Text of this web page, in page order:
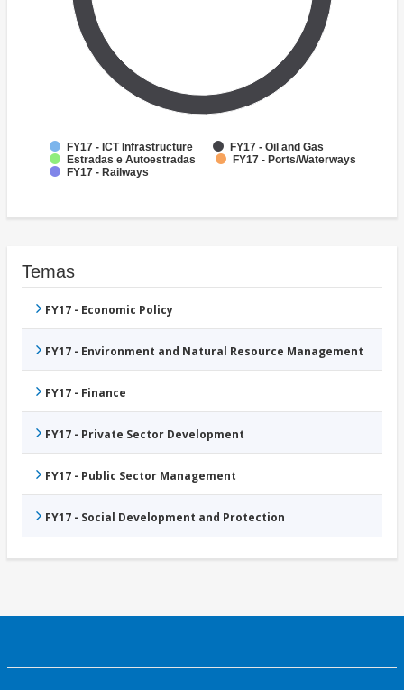
FY17 - ICT Infrastructure
FY17 - Oil and Gas
Estradas e Autoestradas
FY17 - Ports/Waterways
FY17 - Railways
Temas
FY17 - Economic Policy
FY17 - Environment and Natural Resource Management
FY17 - Finance
FY17 - Private Sector Development
FY17 - Public Sector Management
FY17 - Social Development and Protection